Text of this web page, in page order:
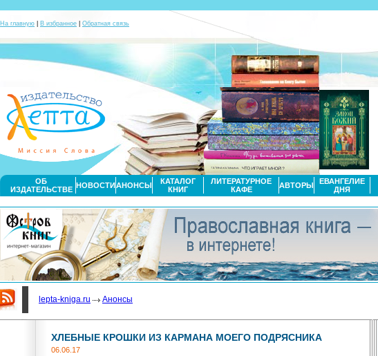
На главную В избранное Обратная связь
ОБ
ИЗДАТЕЛЬСТВЕ НОВОСТИАНОНСЫ
КАТАЛОГ
КНИГ
ЛИТЕРАТУРНОЕ
КАФЕ
АВТОРЫ
ЕВАНГЕЛИЕ
ДНЯ
lepta-kniga.ru Анонсы
ХЛЕБНЫЕ КРОШКИ ИЗ КАРМАНА МОЕГО ПОДРЯСНИКА
06.06.17